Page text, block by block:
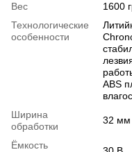
Вес
1600
Технологические
особенности
ABS
Ширина
обработки
32 мм
Ёмкость